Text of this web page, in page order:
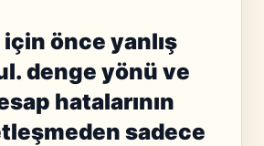
için önce yanlış
denge yönü ve
hatalarının
sadece